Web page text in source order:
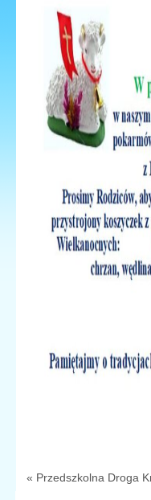
« Przedszkolna Droga